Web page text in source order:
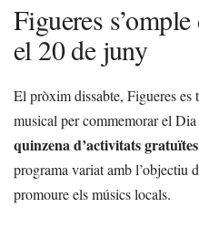
Figueres
el 20 de juny
El pròxim dissabte, Figueres es
musical per commemorar el
quinzena d’activitats gratuïtes
programa variat amb l’objectiu
promoure els músics locals.